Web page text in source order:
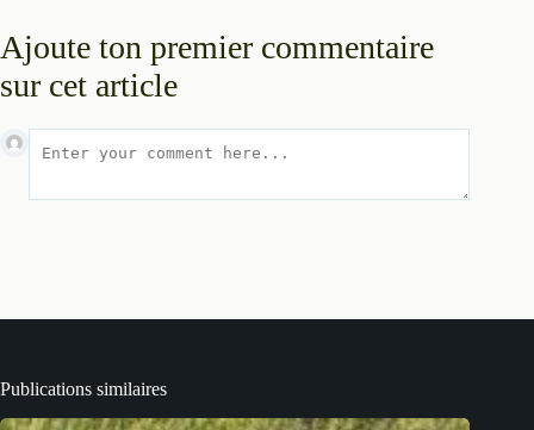
Ajoute ton premier commentaire
sur cet article
Publications similaires